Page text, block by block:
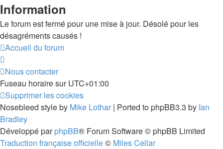
Information
Le forum est fermé pour une mise à jour. Désolé pour les
désagréments causés !
Accueil du forum
Nous contacter
Fuseau horaire surUTC+01:00
Supprimer les cookies
Nosebleed style by Mike Lothar | Ported to phpBB3.3 by Ian
Bradley
Développé parphpBB® Forum Software © phpBB Limited
Traduction française officielle© Miles Cellar